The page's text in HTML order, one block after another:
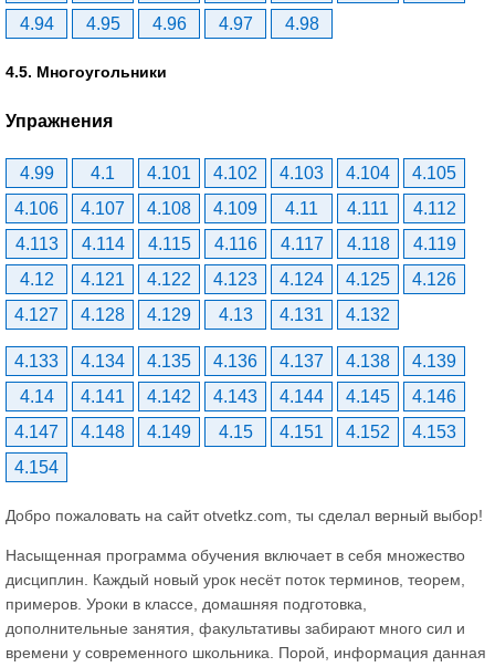
4.94
4.95 4.96 4.97 4.98
4.5. Многоугольники
Упражнения
4.99 4.1 4.101 4.102 4.103 4.104
4.105
4.106
4.107 4.108 4.109 4.11 4.111
4.112
4.113
4.114 4.115 4.116 4.117 4.118
4.119
4.12
4.121 4.122 4.123 4.124 4.125
4.126
4.127
4.128 4.129 4.13 4.131 4.132
4.133 4.134 4.135 4.136 4.137 4.138
4.139
4.14
4.141 4.142 4.143 4.144 4.145
4.146
4.147
4.148 4.149 4.15 4.151 4.152
4.153
4.154
Добро пожаловать на сайт otvetkz.com, ты сделал верный выбор!
Насыщенная программа обучения включает в себя множество
дисциплин. Каждый новый урок несёт поток терминов, теорем,
примеров. Уроки в классе, домашняя подготовка,
дополнительные занятия, факультативы забирают много сил и
времени у современного школьника. Порой, информация данная